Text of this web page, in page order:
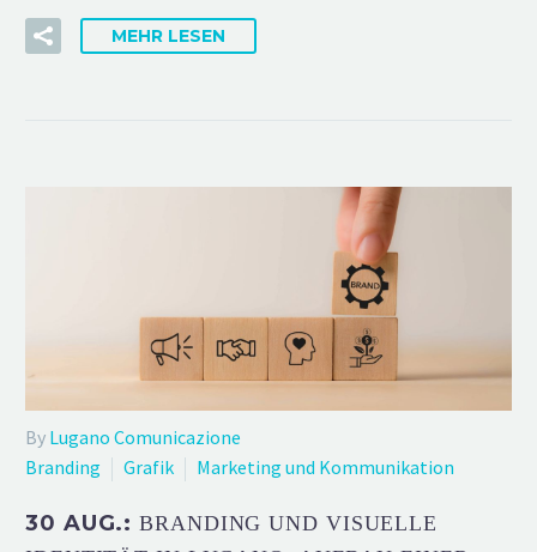
MEHR LESEN
By Lugano Comunicazione
Branding
Grafik Marketing und Kommunikation
30 AUG.:BRANDING UND VISUELLE